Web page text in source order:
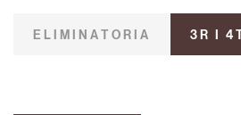
ELIMINATORIA 3R I